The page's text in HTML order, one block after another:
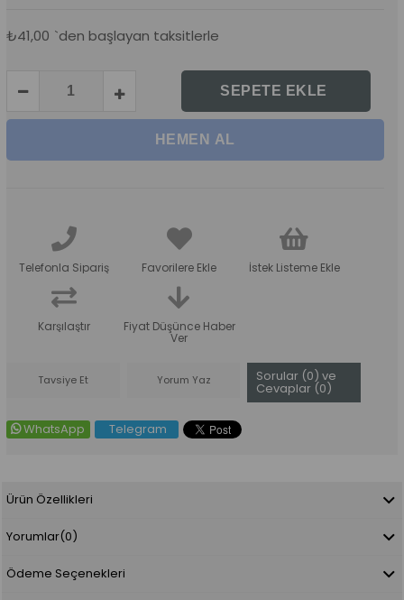
₺41,00 `den başlayan taksitlerle
Telefonla Sipariş Favorilere Ekle İstek Listeme Ekle
Karşılaştır Fiyat Düşünce Haber
Ver
Tavsiye Et Yorum Yaz Sorular (0) ve
Cevaplar (0)
WhatsApp Telegram
Ürün Özellikleri
Yorumlar(0)
Ödeme Seçenekleri